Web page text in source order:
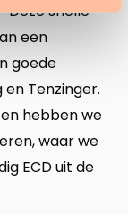
snelle
een
goede
Tenzinger.
hebben we
waar we
ECD uit de